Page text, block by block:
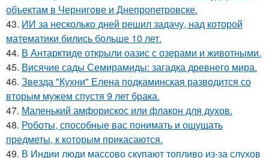
объектам в Чернигове и Днепропетровске.
43. ИИ за несколько дней решил задачу, над которой
математики бились больше 10 лет.
44. В Антарктиде открыли оазис с озерами и животными.
45. Висячие сады Семирамиды: загадка древнего мира.
46. Звезда "Кухни" Елена подкаминская разводится со
вторым мужем спустя 9 лет брака.
47. Маленький амфорискос или флакон для духов.
48. Роботы, способные вас понимать и ощущать
предметы, к которым прикасаются.
49. В Индии люди массово скупают топливо из-за слухов